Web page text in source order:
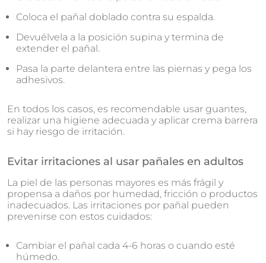
Coloca el pañal doblado contra su espalda.
Devuélvela a la posición supina y termina de
extender el pañal.
Pasa la parte delantera entre las piernas y pega los
adhesivos.
En todos los casos, es recomendable usar guantes,
realizar una higiene adecuada y aplicar crema barrera
si hay riesgo de irritación.
Evitar irritaciones al usar pañales en adultos
La piel de las personas mayores es más frágil y
propensa a daños por humedad, fricción o productos
inadecuados. Las irritaciones por pañal pueden
prevenirse con estos cuidados:
Cambiar el pañal cada 4-6 horas o cuando esté
húmedo.